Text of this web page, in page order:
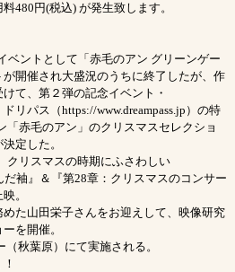
480円(税込) が発生致します。
ベントとして「赤毛のアン グリーンゲー
開催され大盛況のうちに終了したが、作
て、第２弾の記念イベント・
リパス（https://www.dreampass.jp）の特
「赤毛のアン」のクリスマスセレクショ
定した。
クリスマスの時期にふさわしい
だ袖』＆『第28章：クリスマスのコンサー
。
た山田栄子さんをお迎えして、映像研究
を開催。
秋葉原）にて実施される。